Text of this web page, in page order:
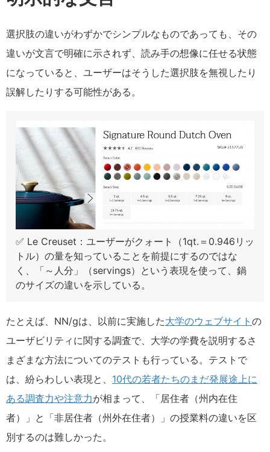
選択肢の違いがわずかでシンプルなものであっても、その
違いが文言で明確に示されず、読み手の想像に任せる状態
になっていると、ユーザーはそうした選択肢を無視したり
誤解したりする可能性がある。
✅ Le Creuset：ユーザーがクォート（1qt.＝0.946リッ
トル）の量を知っていることを前提にするのではな
く、「～人分」（servings）という表現を使って、鍋
のサイズの違いを示している。
たとえば、NN/gは、以前に実施した大学のウェブサイト の
ユーザビリティに関する調査で、大学の学費を説明するさ
まざまな方法についてのテストも行っている。テストで
は、紛らわしい表現と、 10代の若者たちのまだ発展途上に
ある調査力や注意力が相まって、「居住者（州内在住
者）」と「非居住者（州外在住者）」の授業料の違いを区
別するのは難しかった。